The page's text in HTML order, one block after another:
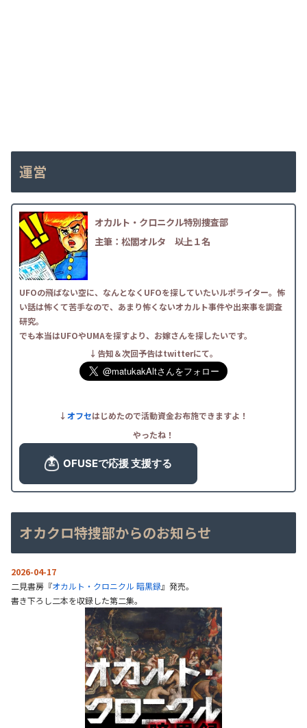
運営
オカルト・クロニクル特別捜査部
主筆：松閣オルタ ――以上１名
UFOの飛ばない空に、なんとなくUFOを探していたいルポライター。怖
い話は怖くて苦手なので、あまり怖くないオカルト事件や出来事を調査
研究。
でも本当はUFOやUMAを探すより、お嫁さんを探したいです。
↓告知＆次回予告はtwitterにて。
↓オフセはじめたので活動資金お布施できますよ！
やったね！
オカクロ特捜部からのお知らせ
2026-04-17
二見書房『オカルト・クロニクル 暗黒録』発売。
書き下ろし二本を収録した第二集。